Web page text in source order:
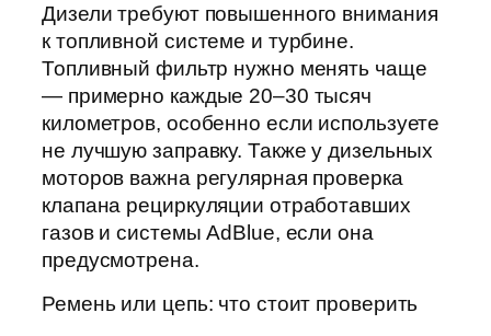
Дизели требуют повышенного внимания
к топливной системе и турбине.
Топливный фильтр нужно менять чаще
— примерно каждые 20–30 тысяч
километров, особенно если используете
не лучшую заправку. Также у дизельных
моторов важна регулярная проверка
клапана рециркуляции отработавших
газов и системы AdBlue, если она
предусмотрена.
Ремень или цепь: что стоит проверить